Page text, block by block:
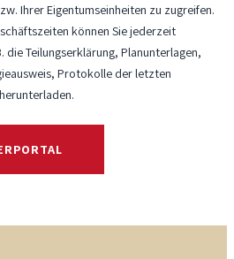
Ihrer Eigentumseinheiten zu zugreifen.
können Sie jederzeit
Teilungserklärung, Planunterlagen,
Protokolle der letzten